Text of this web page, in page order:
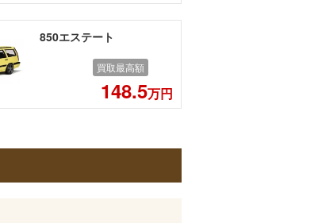
850エステート
買取最高額
148.5万円